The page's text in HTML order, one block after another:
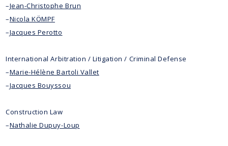
–Jean-Christophe Brun
–Nicola KÖMPF
–Jacques Perotto
International Arbitration / Litigation / Criminal Defense
–Marie-Hélène Bartoli Vallet
–Jacques Bouyssou
Construction Law
–Nathalie Dupuy-Loup